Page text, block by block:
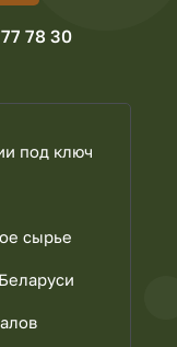
78 30
под ключ
сырье